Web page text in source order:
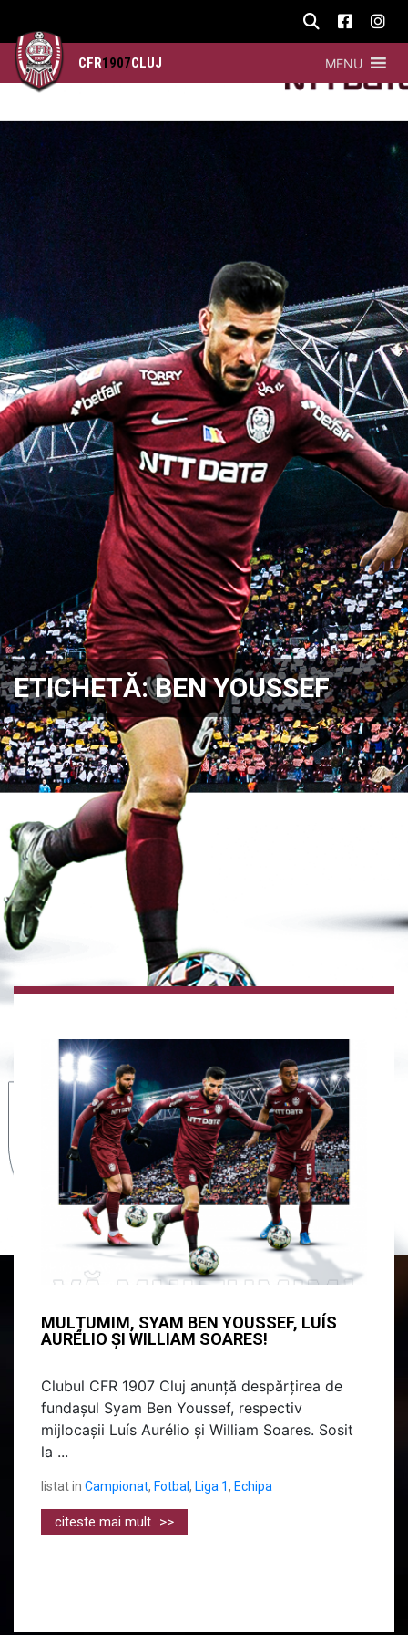
CFR1907CLUJ MENU
ETICHETĂ:BEN YOUSSEF
MULȚUMIM, SYAM BEN YOUSSEF, LUÍS
AURÉLIO ȘI WILLIAM SOARES!
Clubul CFR 1907 Cluj anunță despărțirea de
fundașul Syam Ben Youssef, respectiv
mijlocașii Luís Aurélio și William Soares. Sosit
la ...
listat in Campionat, Fotbal , Liga 1, Echipa
citeste mai mult >>